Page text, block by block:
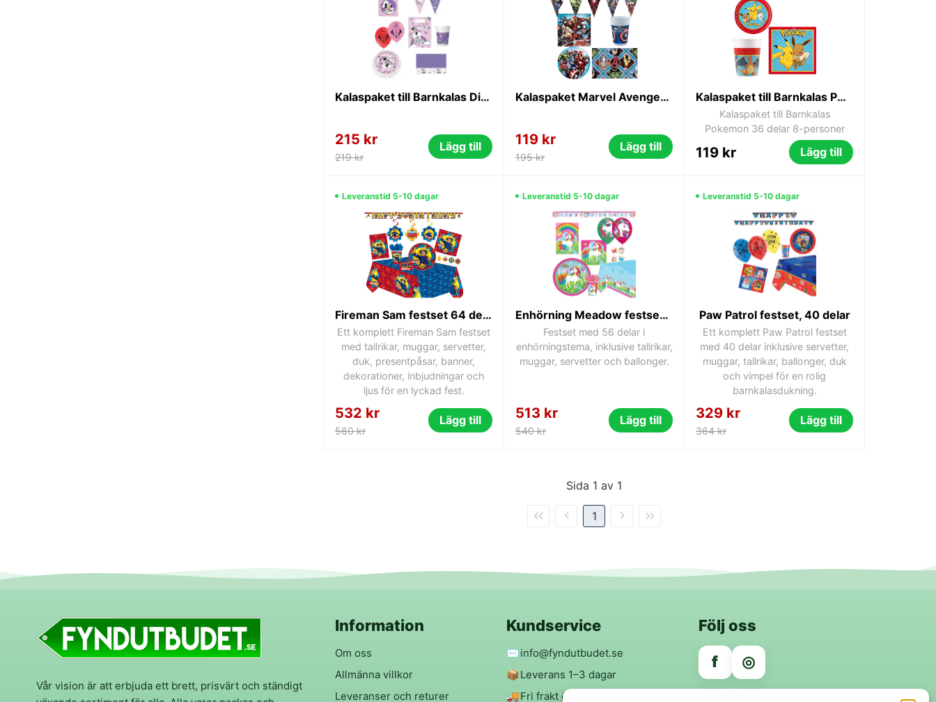
Kalaspaket till Barnkalas Disney Mimmi 52 delar 6-pers
215 kr
219 kr
Lägg till
Kalaspaket Marvel Avengers 38 delar 8-personer
119 kr
195 kr
Lägg till
Kalaspaket till Barnkalas Pokemon 36 delar 8-personer
Kalaspaket till Barnkalas
Pokemon 36 delar 8-personer
119 kr Lägg till
Leveranstid 5-10 dagar
Fireman Sam festset 64 delar
Ett komplett Fireman Sam festset
med tallrikar, muggar, servetter,
duk, presentpåsar, banner,
dekorationer, inbjudningar och
ljus för en lyckad fest.
532 kr
560 kr
Lägg till
Leveranstid 5-10 dagar
Enhörning Meadow festset 56 delar
Festset med 56 delar i
enhörningstema, inklusive tallrikar,
muggar, servetter och ballonger.
513 kr
540 kr
Lägg till
Leveranstid 5-10 dagar
Paw Patrol festset, 40 delar
Ett komplett Paw Patrol festset
med 40 delar inklusive servetter,
muggar, tallrikar, ballonger, duk
och vimpel för en rolig
barnkalasdukning.
329 kr
364 kr
Lägg till
Sida 1 av 1
1
Vår vision är att erbjuda ett brett, prisvärt och ständigt
Information
Om oss
Allmänna villkor
Leveranser och returer
Kundservice
✉️info@fyndutbudet.se
📦 Leverans 1–3 dagar
🚚Fri frakt över 299 kr
Följ oss
f ◎